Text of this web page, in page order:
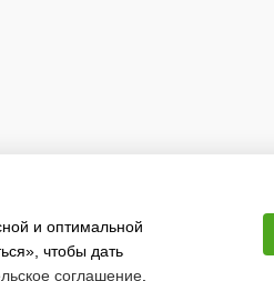
и оптимальной
чтобы дать
соглашение